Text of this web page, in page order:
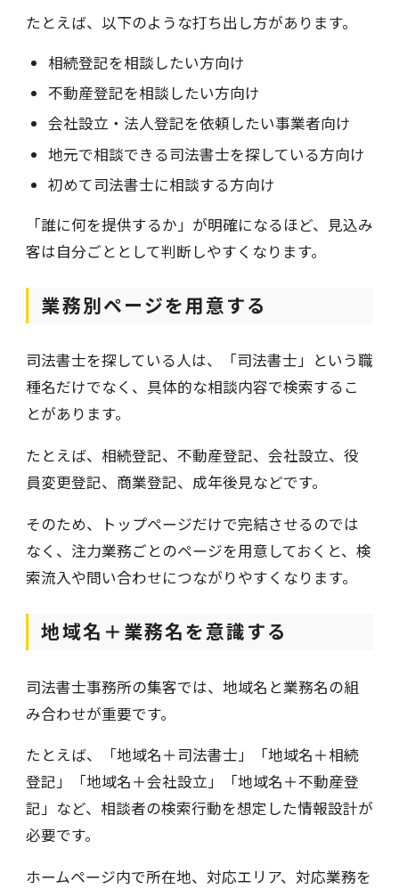
たとえば、以下のような打ち出し方があります。
相続登記を相談したい方向け
不動産登記を相談したい方向け
会社設立・法人登記を依頼したい事業者向け
地元で相談できる司法書士を探している方向け
初めて司法書士に相談する方向け
「誰に何を提供するか」が明確になるほど、見込み
客は自分ごととして判断しやすくなります。
業務別ページを用意する
司法書士を探している人は、「司法書士」という職
種名だけでなく、具体的な相談内容で検索するこ
とがあります。
たとえば、相続登記、不動産登記、会社設立、役
員変更登記、商業登記、成年後見などです。
そのため、トップページだけで完結させるのでは
なく、注力業務ごとのページを用意しておくと、検
索流入や問い合わせにつながりやすくなります。
地域名＋業務名を意識する
司法書士事務所の集客では、地域名と業務名の組
み合わせが重要です。
たとえば、「地域名＋司法書士」「地域名＋相続
登記」「地域名＋会社設立」「地域名＋不動産登
記」など、相談者の検索行動を想定した情報設計が
必要です。
ホームページ内で所在地、対応エリア、対応業務を